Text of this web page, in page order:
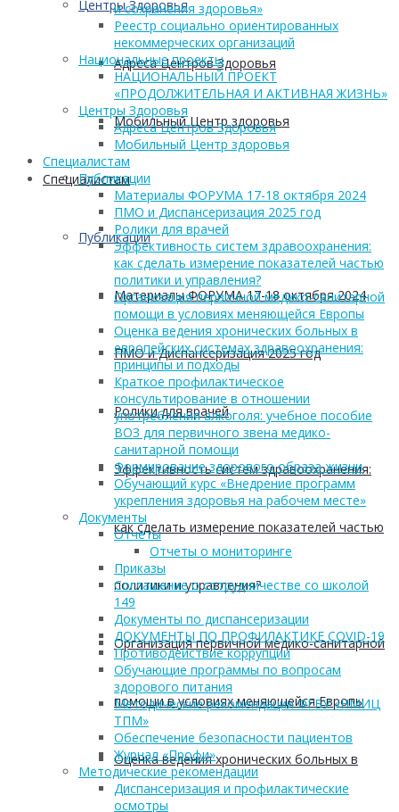
Центры Здоровья
Адреса Центров Здоровья
Мобильный Центр здоровья
Cпециалистам
Публикации
Материалы ФОРУМА 17-18 октября 2024
ПМО и Диспансеризация 2025 год
Ролики для врачей
Эффективность систем здравоохранения:
как сделать измерение показателей частью
политики и управления?
Организация первичной медико-санитарной
помощи в условиях меняющейся Европы
Оценка ведения хронических больных в
и сохранения здоровья»
Реестр социально ориентированных
некоммерческих организаций
Национальные проекты
НАЦИОНАЛЬНЫЙ ПРОЕКТ
«ПРОДОЛЖИТЕЛЬНАЯ И АКТИВНАЯ ЖИЗНЬ»
Центры Здоровья
Адреса Центров Здоровья
Мобильный Центр здоровья
Cпециалистам
Публикации
Материалы ФОРУМА 17-18 октября 2024
ПМО и Диспансеризация 2025 год
Ролики для врачей
Эффективность систем здравоохранения:
как сделать измерение показателей частью
политики и управления?
Организация первичной медико-санитарной
помощи в условиях меняющейся Европы
Оценка ведения хронических больных в
европейских системах здравоохранения:
принципы и подходы
Краткое профилактическое
консультирование в отношении
употребления алкоголя: учебное пособие
ВОЗ для первичного звена медико-
санитарной помощи
Формирование здорового образа жизни
Обучающий курс «Внедрение программ
укрепления здоровья на рабочем месте»
Документы
Отчеты
Отчеты о мониторинге
Приказы
Соглашение о сотрудничестве со школой
149
Документы по диспансеризации
ДОКУМЕНТЫ ПО ПРОФИЛАКТИКЕ COVID-19
Противодействие коррупции
Обучающие программы по вопросам
здорового питания
Методические рекомендации ФГБУ «НМИЦ
ТПМ»
Обеспечение безопасности пациентов
Журнал «Профи»
Методические рекомендации
Диспансеризация и профилактические
осмотры